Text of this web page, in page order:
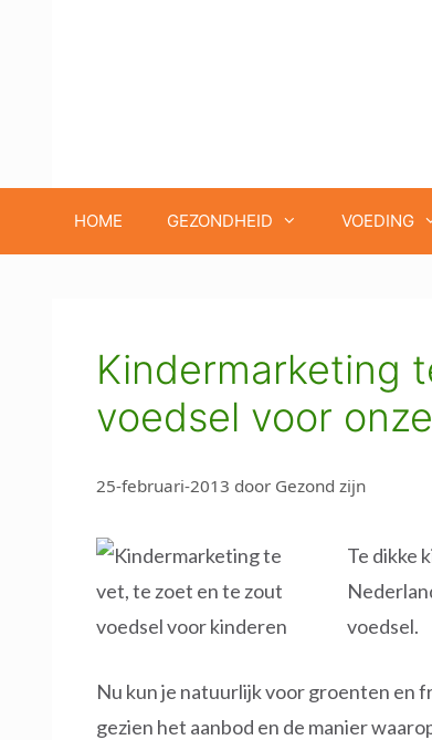
HOME GEZONDHEID VOEDING
Kindermarketing
voedsel voor
25-februari-2013 door Gezond zijn
Te dikke
voedsel.
Nu kun je natuurlijk voor groenten en
gezien het aanbod en de manier